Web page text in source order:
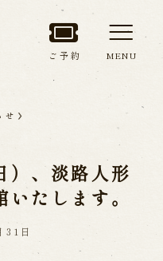
々
で
ご予約 MENU
せ
）、淡路人形
たします。
日